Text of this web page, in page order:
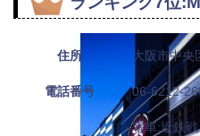
住所 大阪市中央
電話番号 06-6212-
電車:近鉄